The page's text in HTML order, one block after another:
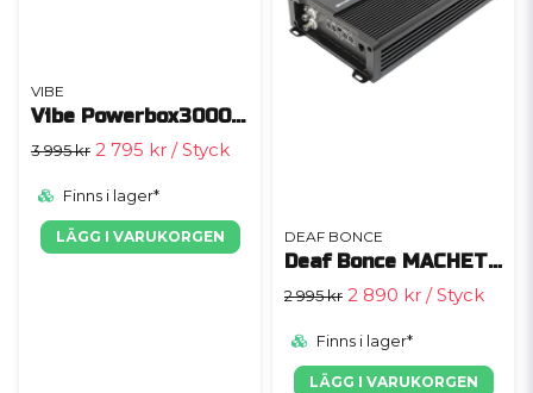
VIBE
Vibe Powerbox3000.1P-V0
3 995 kr 2 795 kr / Styck
Finns i lager*
LÄGG I VARUKORGEN DEAF BONCE
Deaf Bonce MACHETE MFA-1.1500
2 995 kr 2 890 kr / Styck
Finns i lager*
LÄGG I VARUKORGEN